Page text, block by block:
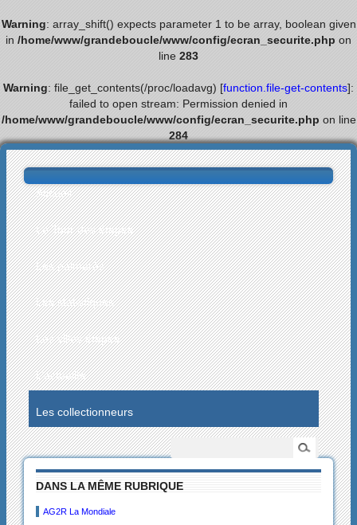
Warning: array_shift() expects parameter 1 to be array, boolean given
in /home/www/grandeboucle/www/config/ecran_securite.php on
line 283
Warning: file_get_contents(/proc/loadavg) [function.file-get-contents]:
failed to open stream: Permission denied in
/home/www/grandeboucle/www/config/ecran_securite.php on line
284
Accueil
Le Tour des étapes
Les palmarès
Les statistiques
Les villes étapes
L’actualité
Les collectionneurs
DANS LA MÊME RUBRIQUE
AG2R La Mondiale